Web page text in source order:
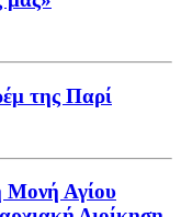
της Παρί
Μονή Αγίου